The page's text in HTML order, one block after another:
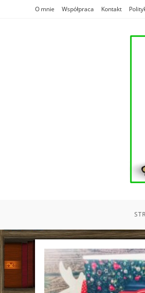
O mnie Współpraca Kontakt